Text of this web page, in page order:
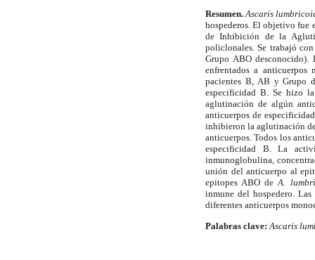
Resumen. Ascaris
hospederos. El objetivo fue
de Inhibición de la
policlonales. Se trabajó
Grupo ABO
enfrentados a
pacientes B, AB y Grupo
especificidad B. Se hizo
aglutinación de algún
anticuerpos de
inhibieron la aglutinación
anticuerpos. Todos los
especificidad B. La
inmunoglobulina,
unión del anticuerpo al
epitopes ABO deA.
inmune del hospedero.
diferentes anticuerpos
Palabras clave: Ascaris